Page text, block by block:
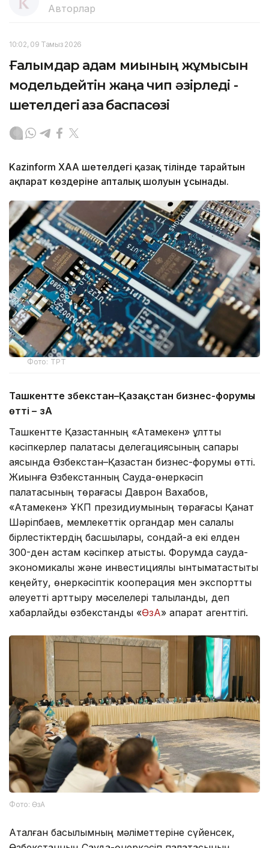
Авторлар
10:02, 09 Тамыз 2026
Ғалымдар адам миының жұмысын
модельдейтін жаңа чип әзірледі -
шетелдегі қазақ баспасөзі
Kazinform ХАА шетелдегі қазақ тілінде тарайтын
ақпарат көздеріне апталық шолуын ұсынады.
Фото: ТРТ
Ташкентте Өзбекстан–Қазақстан бизнес-форумы
өтті – ӨзА
Ташкентте Қазақстанның «Атамекен» ұлттық
кәсіпкерлер палатасы делегациясының сапары
аясында Өзбекстан–Қазақстан бизнес-форумы өтті.
Жиынға Өзбекстанның Сауда-өнеркәсіп
палатасының төрағасы Даврон Вахабов,
«Атамекен» ҰКП президиумының төрағасы Қанат
Шәріпбаев, мемлекеттік органдар мен салалық
бірлестіктердің басшылары, сондай-ақ екі елден
300-ден астам кәсіпкер қатысты. Форумда сауда-
экономикалық және инвестициялық ынтымақтастықты
кеңейту, өнеркәсіптік кооперация мен экспорттық
әлеуетті арттыру мәселелері талқыланды, деп
хабарлайды өзбекстандық «ӨзА» ақпарат агенттігі.
Фото: ӨзА
Аталған басылымның мәліметтеріне сүйенсек,